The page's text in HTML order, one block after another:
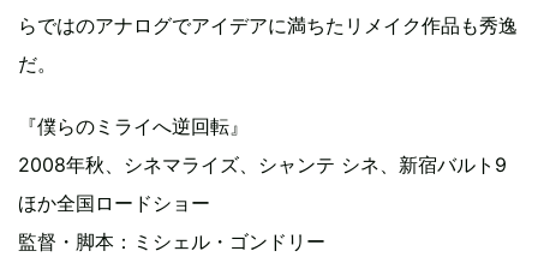
らではのアナログでアイデアに満ちたリメイク作品も秀逸
だ。
『僕らのミライへ逆回転』
2008年秋、シネマライズ、シャンテ シネ、新宿バルト9
ほか全国ロードショー
監督・脚本：ミシェル・ゴンドリー